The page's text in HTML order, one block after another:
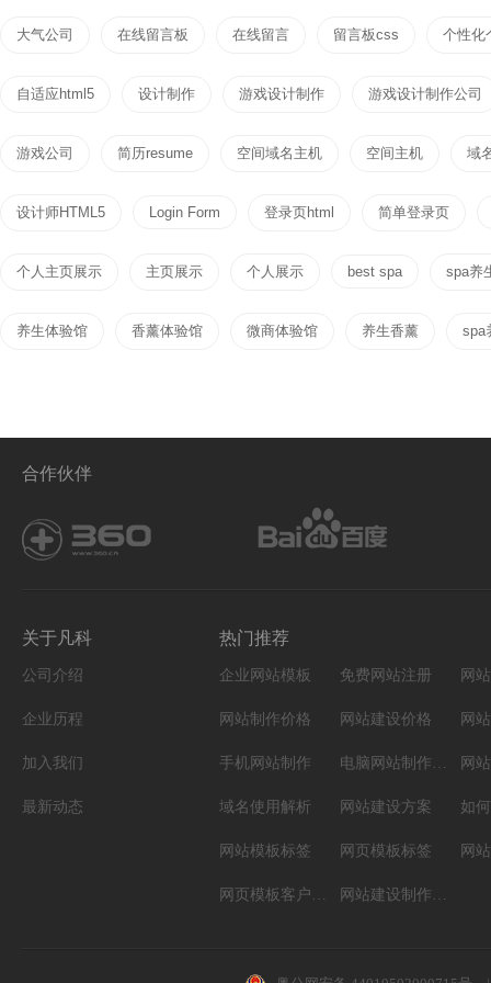
大气公司 在线留言板 在线留言 留言板css 个性化
自适应html5 设计制作 游戏设计制作 游戏设计制作公司
游戏公司 简历resume 空间域名主机 空间主机 域
设计师HTML5 Login Form 登录页html 简单登录页
个人主页展示 主页展示 个人展示 best spa spa养
养生体验馆 香薰体验馆 微商体验馆 养生香薰 spa
合作伙伴
关于凡科
公司介绍
企业历程
加入我们
最新动态
热门推荐
企业网站模板 免费网站注册 网
网站制作价格 网站建设价格 网
手机网站制作 电脑网站制作设计 网
域名使用解析 网站建设方案 如
网站模板标签 网页模板标签
网页模板客户案例 网站建设制作知识